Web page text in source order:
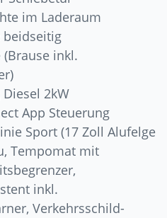
im Laderaum
beidseitig
inkl.
2kW
App Steuerung
Sport (17 Zoll Alufelge
Tempomat mit
inkl.
Verkehrsschild-